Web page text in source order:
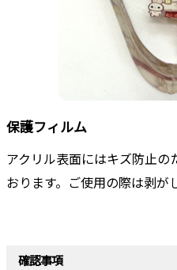
保護フィルム
アクリル表面にはキズ防止
おります。ご使用の際は剥が
確認事項